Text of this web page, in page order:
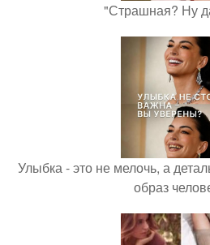
"Страшная? Ну
Улыбка - это не мелочь, а
образ